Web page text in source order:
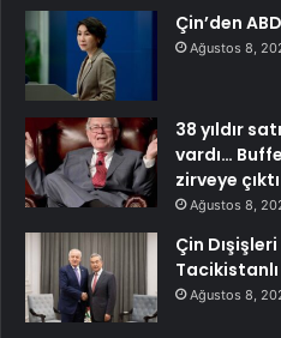
Çin’den
Ağustos 8,
38 yıldır
vardı…
zirveye çıktı
Ağustos 8,
Çin
Ağustos 8,